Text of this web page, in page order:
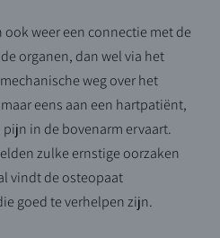
weer een connectie met de
organen, dan wel via het
weg over het
eens aan een hartpatiënt,
in de bovenarm ervaart.
zulke ernstige oorzaken
vindt de osteopaat
goed te verhelpen zijn.